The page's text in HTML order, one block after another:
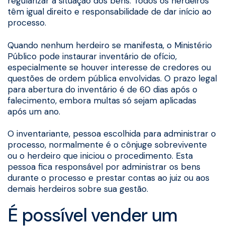
têm igual direito e responsabilidade de dar início ao
processo.
Quando nenhum herdeiro se manifesta, o Ministério
Público pode instaurar inventário de ofício,
especialmente se houver interesse de credores ou
questões de ordem pública envolvidas. O prazo legal
para abertura do inventário é de 60 dias após o
falecimento, embora multas só sejam aplicadas
após um ano.
O inventariante, pessoa escolhida para administrar o
processo, normalmente é o cônjuge sobrevivente
ou o herdeiro que iniciou o procedimento. Esta
pessoa fica responsável por administrar os bens
durante o processo e prestar contas ao juiz ou aos
demais herdeiros sobre sua gestão.
É possível vender um